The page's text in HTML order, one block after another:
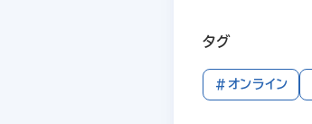
タグ
#オンライン